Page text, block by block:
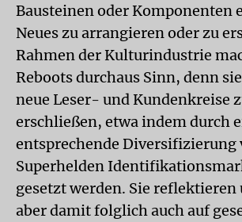
Bausteinen oder Komponenten
Neues zu arrangieren oder zu
Rahmen der Kulturindustrie
Reboots durchaus Sinn, denn
neue Leser- und Kundenkreise
erschließen, etwa indem durch
entsprechende Diversifizierung
Superhelden
gesetzt werden. Sie reflektieren
aber damit folglich auch auf